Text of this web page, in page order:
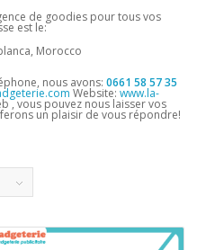
de goodies pour tous vos
est le:
Morocco
nous avons: 0661 58 57 35
Website: www.la-
, vous pouvez nous laisser vos
un plaisir de vous répondre!